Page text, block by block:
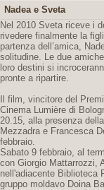
Nadea e Sveta
Nel 2010 Sveta riceve i
rivedere finalmente la
partenza dell’amica,
solitudine. Le due
loro destini si
pronte a ripartire.
Il film, vincitore del
Cinema Lumière di
20.15, alla presenza
Mezzadra e Francesca
febbraio.
Sabato 9 febbraio, al
con Giorgio Mattarrozzi,
nell'adiacente Biblioteca
gruppo moldavo Doina